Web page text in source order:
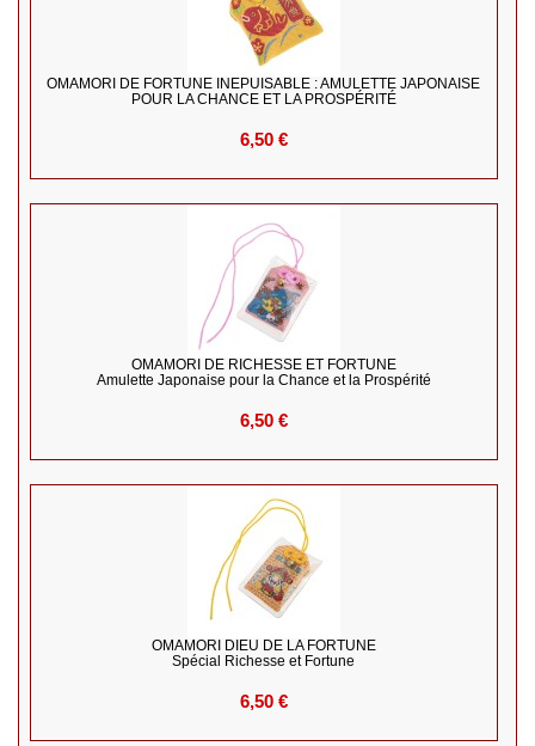
OMAMORI DE FORTUNE INÉPUISABLE : AMULETTE JAPONAISE
POUR LA CHANCE ET LA PROSPÉRITÉ
6,50 €
OMAMORI DE RICHESSE ET FORTUNE
Amulette Japonaise pour la Chance et la Prospérité
6,50 €
OMAMORI DIEU DE LA FORTUNE
Spécial Richesse et Fortune
6,50 €